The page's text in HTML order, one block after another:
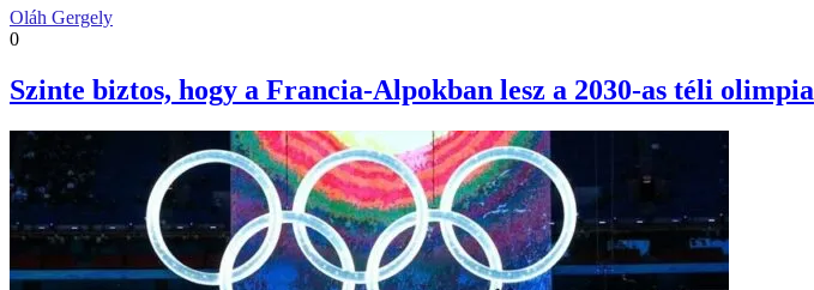
Oláh Gergely
0
Szinte biztos, hogy a Francia-Alpokban lesz a 2030-as téli olimpia